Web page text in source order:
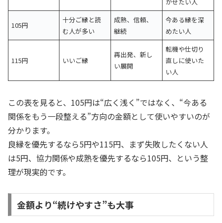
かせたい人
105円
十分ご縁と読
む人が多い
成熟、信頼、
継続
今ある縁を深
めたい人
115円 いいご縁
再出発、新し
い展開
転機や仕切り
直しに使いた
い人
この表を見ると、105円は“広く浅く”ではなく、“今ある
関係をもう一段整える”方向の金額として使いやすいのが
分かります。
良縁を優先するなら5円や115円、まず失敗したくない人
は5円、協力関係や成熟を優先するなら105円、という整
理が現実的です。
金額より“続けやすさ”も大事